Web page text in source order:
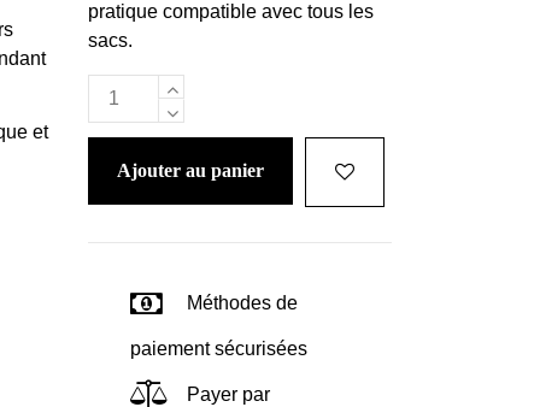
et
pratique compatible avec tous les
sacs.
ajouter au panier
Méthodes de
paiement sécurisées
Payer par